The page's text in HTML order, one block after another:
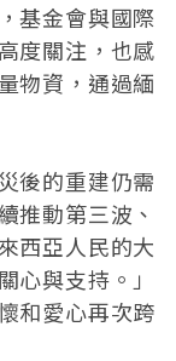
基金會與國際
度關注，也感
物資，通過緬
後的重建仍需
推動第三波、
西亞人民的大
心與支持。」
和愛心再次跨